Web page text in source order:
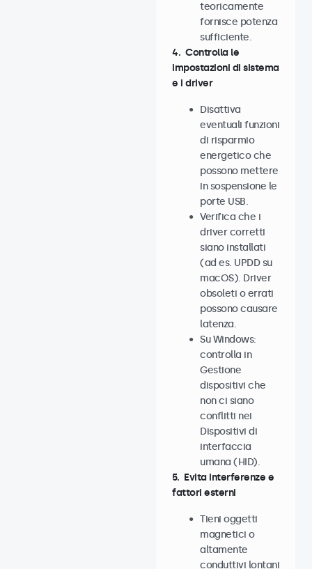
teoricamente
fornisce potenza
sufficiente.
4. Controlla le
impostazioni di sistema
e i driver
Disattiva
eventuali funzioni
di risparmio
energetico che
possono mettere
in sospensione le
porte USB.
Verifica che i
driver corretti
siano installati
(ad es. UPDD su
macOS). Driver
obsoleti o errati
possono causare
latenza.
Su Windows:
controlla in
Gestione
dispositivi che
non ci siano
conflitti nei
Dispositivi di
interfaccia
umana (HID).
5. Evita interferenze e
fattori esterni
Tieni oggetti
magnetici o
altamente
conduttivi lontani